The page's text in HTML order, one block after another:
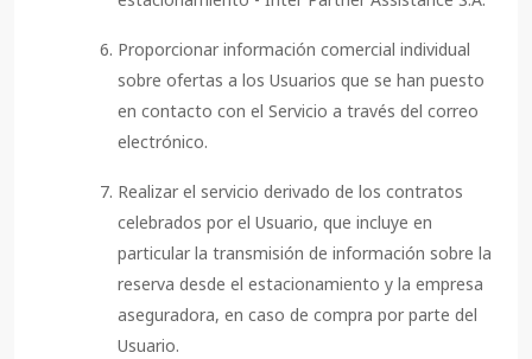
Proporcionar información comercial individual
sobre ofertas a los Usuarios que se han puesto
en contacto con el Servicio a través del correo
electrónico.
Realizar el servicio derivado de los contratos
celebrados por el Usuario, que incluye en
particular la transmisión de información sobre la
reserva desde el estacionamiento y la empresa
aseguradora, en caso de compra por parte del
Usuario.